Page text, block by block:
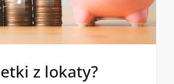
z lokaty?